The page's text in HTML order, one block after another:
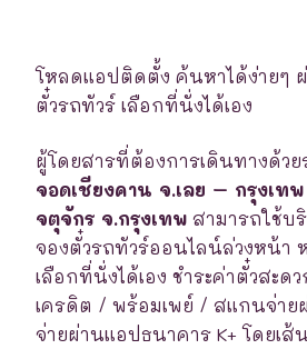
โหลดแอปติดตั้ง ค้นหาได้ง่ายๆ
ตั๋วรถทัวร์ เลือกที่นั่งได้เอง
ผู้โดยสารที่ต้องการเดินทางด้วย
จอดเชียงคาน จ.เลย – กรุงเท
จตุจักร จ.กรุงเทพ สามารถใช้บ
จองตั๋วรถทัวร์ออนไลน์ล่วงหน้า
เลือกที่นั่งได้เอง ชำระค่าตั๋วสะด
เครดิต / พร้อมเพย์ / สแกนจ่าย
จ่ายผ่านแอปธนาคาร K+ โดยเส้